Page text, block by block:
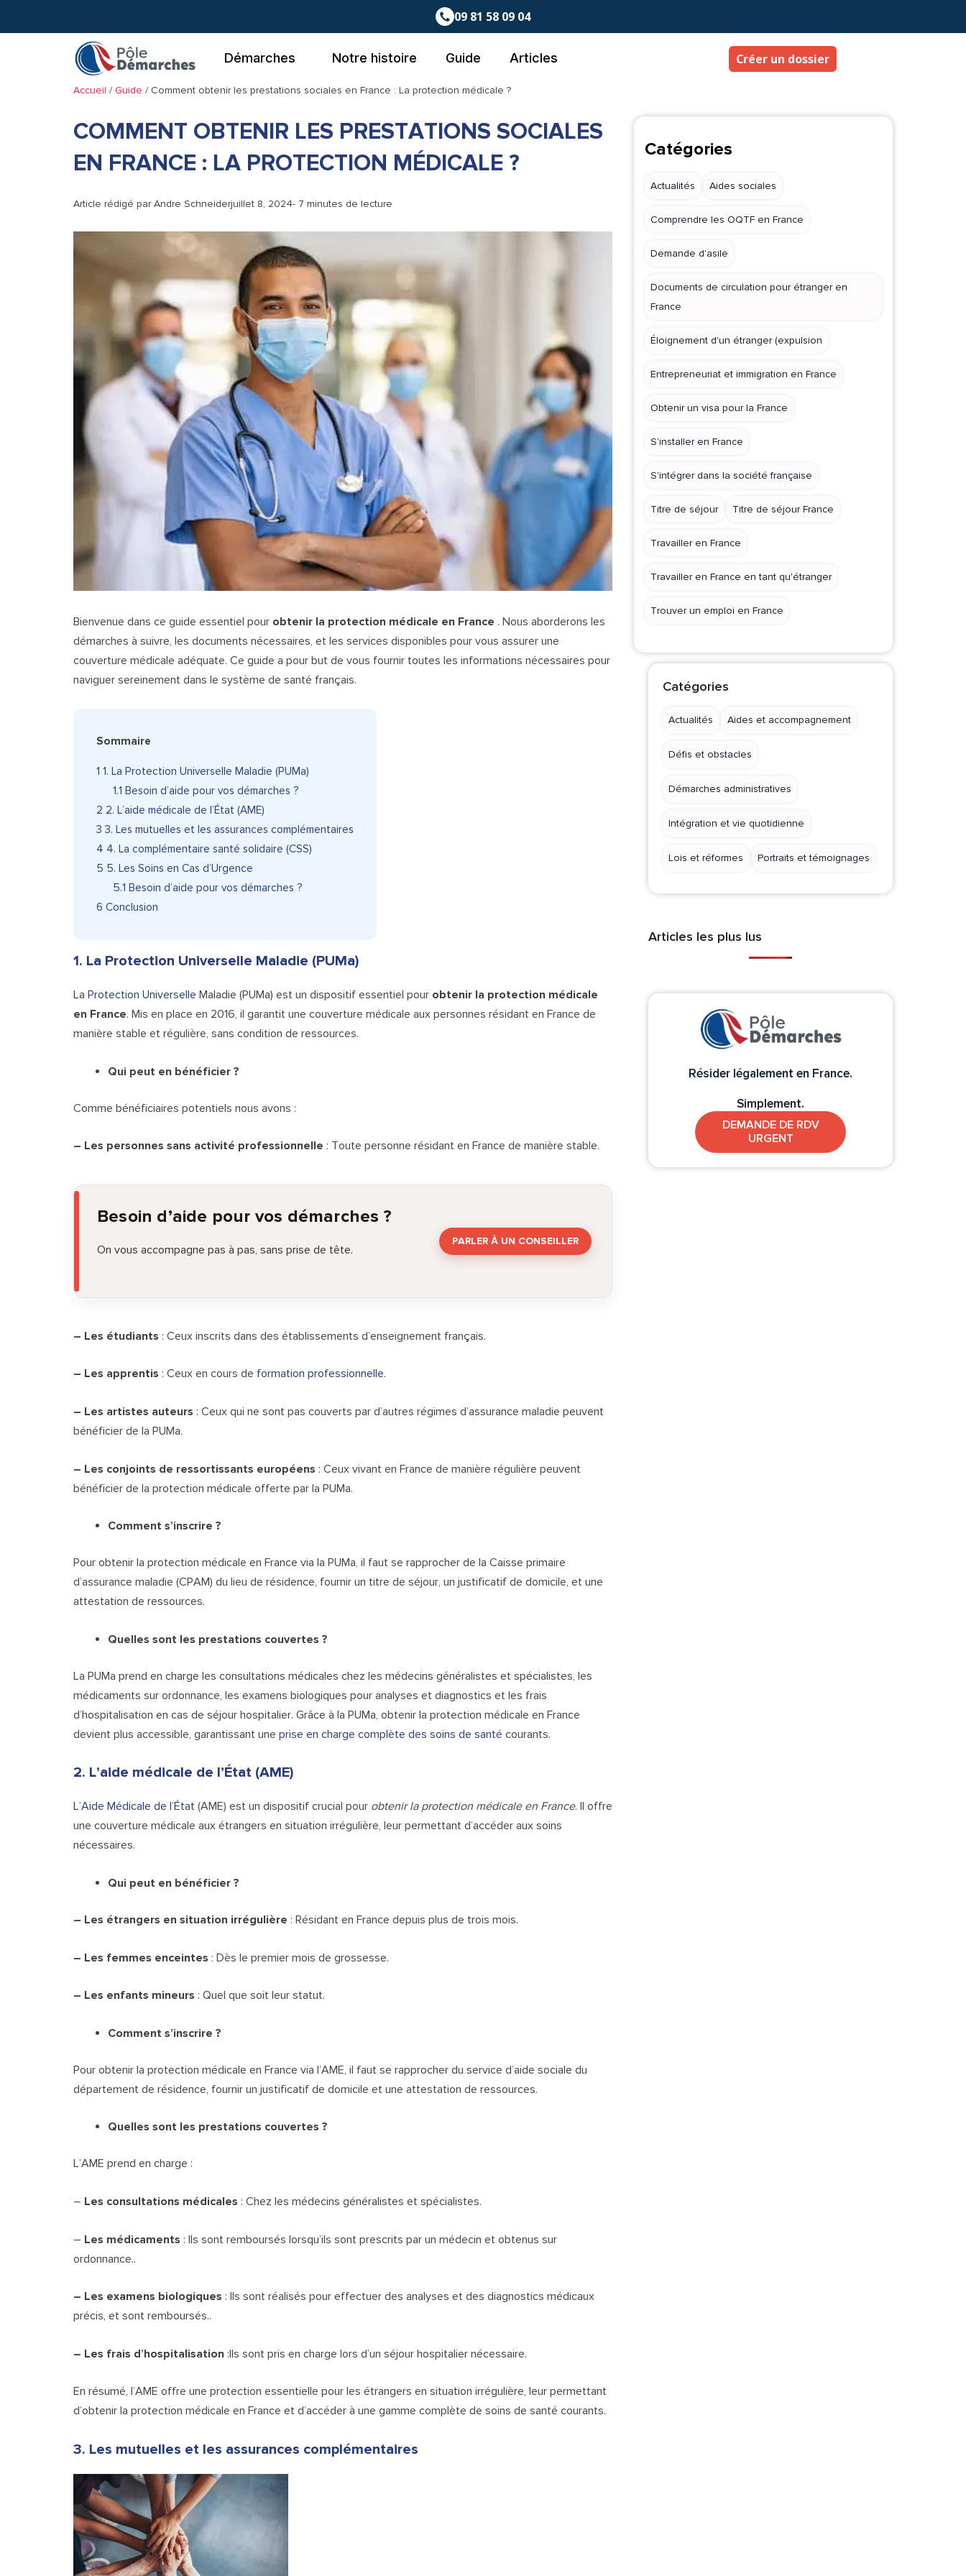
09 81 58 09 04
Démarches Notre histoire Guide Articles Créer un dossier
Accueil / Guide / Comment obtenir les prestations sociales en France : La protection médicale ?
COMMENT OBTENIR LES PRESTATIONS SOCIALES
EN FRANCE : LA PROTECTION MÉDICALE ?
Article rédigé parAndre Schneiderjuillet 8, 2024- 7 minutes de lecture
Bienvenue dans ce guide essentiel pour obtenir la protection médicale en France . Nous aborderons les
démarches à suivre, les documents nécessaires, et les services disponibles pour vous assurer une
couverture médicale adéquate. Ce guide a pour but de vous fournir toutes les informations nécessaires pour
naviguer sereinement dans le système de santé français.
Sommaire
1 1. La Protection Universelle Maladie (PUMa)
1.1 Besoin d’aide pour vos démarches ?
2 2. L’aide médicale de l’État (AME)
3 3. Les mutuelles et les assurances complémentaires
4 4. La complémentaire santé solidaire (CSS)
5 5. Les Soins en Cas d’Urgence
5.1 Besoin d’aide pour vos démarches ?
6 Conclusion
1. La Protection Universelle Maladie (PUMa)
La Protection Universelle Maladie (PUMa) est un dispositif essentiel pour obtenir la protection médicale
en France. Mis en place en 2016, il garantit une couverture médicale aux personnes résidant en France de
manière stable et régulière, sans condition de ressources.
Qui peut en bénéficier ?
Comme bénéficiaires potentiels nous avons :
– Les personnes sans activité professionnelle : Toute personne résidant en France de manière stable.
Besoin d’aide pour vos démarches ?
On vous accompagne pas à pas, sans prise de tête.
PARLER À UN CONSEILLER
– Les étudiants : Ceux inscrits dans des établissements d’enseignement français.
– Les apprentis : Ceux en cours de formation professionnelle.
– Les artistes auteurs : Ceux qui ne sont pas couverts par d’autres régimes d’assurance maladie peuvent
bénéficier de la PUMa.
– Les conjoints de ressortissants européens : Ceux vivant en France de manière régulière peuvent
bénéficier de la protection médicale offerte par la PUMa.
Comment s’inscrire ?
Pour obtenir la protection médicale en France via la PUMa, il faut se rapprocher de la Caisse primaire
d’assurance maladie (CPAM) du lieu de résidence, fournir un titre de séjour, un justificatif de domicile, et une
attestation de ressources.
Quelles sont les prestations couvertes ?
La PUMa prend en charge les consultations médicales chez les médecins généralistes et spécialistes, les
médicaments sur ordonnance, les examens biologiques pour analyses et diagnostics et les frais
d’hospitalisation en cas de séjour hospitalier. Grâce à la PUMa, obtenir la protection médicale en France
devient plus accessible, garantissant une prise en charge complète des soins de santé courants.
2. L’aide médicale de l’État (AME)
L’Aide Médicale de l’État (AME) est un dispositif crucial pour obtenir la protection médicale en France. Il offre
une couverture médicale aux étrangers en situation irrégulière, leur permettant d’accéder aux soins
nécessaires.
Qui peut en bénéficier ?
– Les étrangers en situation irrégulière : Résidant en France depuis plus de trois mois.
– Les femmes enceintes : Dès le premier mois de grossesse.
– Les enfants mineurs : Quel que soit leur statut.
Comment s’inscrire ?
Pour obtenir la protection médicale en France via l’AME, il faut se rapprocher du service d’aide sociale du
département de résidence, fournir un justificatif de domicile et une attestation de ressources.
Quelles sont les prestations couvertes ?
L’AME prend en charge :
– Les consultations médicales : Chez les médecins généralistes et spécialistes.
– Les médicaments : Ils sont remboursés lorsqu’ils sont prescrits par un médecin et obtenus sur
ordonnance..
– Les examens biologiques : Ils sont réalisés pour effectuer des analyses et des diagnostics médicaux
précis, et sont remboursés..
– Les frais d’hospitalisation :Ils sont pris en charge lors d’un séjour hospitalier nécessaire.
En résumé, l’AME offre une protection essentielle pour les étrangers en situation irrégulière, leur permettant
d’obtenir la protection médicale en France et d’accéder à une gamme complète de soins de santé courants.
3. Les mutuelles et les assurances complémentaires
Catégories
Actualités Aides sociales
Comprendre les OQTF en France
Demande d'asile
Documents de circulation pour étranger en
France
Éloignement d'un étranger (expulsion
Entrepreneuriat et immigration en France
Obtenir un visa pour la France
S'installer en France
S'intégrer dans la société française
Titre de séjour Titre de séjour France
Travailler en France
Travailler en France en tant qu'étranger
Trouver un emploi en France
Catégories
Actualités Aides et accompagnement
Défis et obstacles
Démarches administratives
Intégration et vie quotidienne
Lois et réformes Portraits et témoignages
Articles les plus lus
Résider légalement en France.
Simplement.
DEMANDE DE RDV
URGENT